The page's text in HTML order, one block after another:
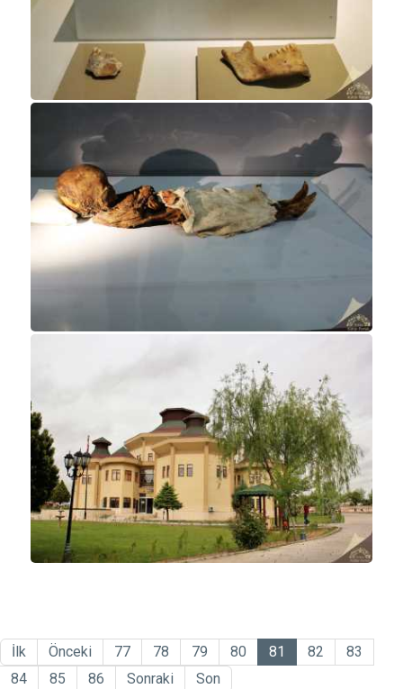
İlk Önceki 77 78 79 80 81 82
83
84
85 86 Sonraki Son